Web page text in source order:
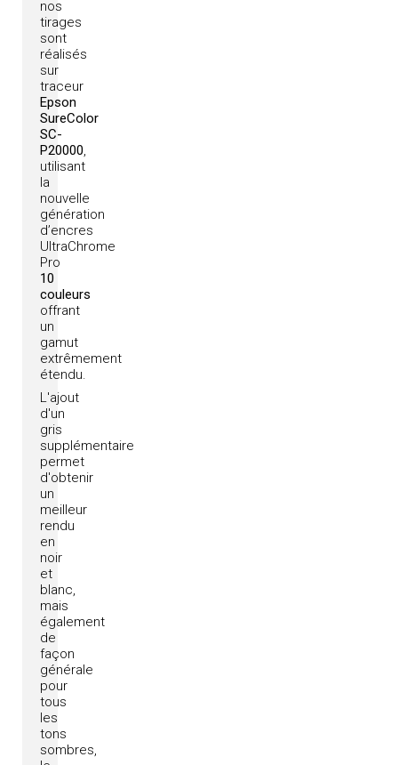
nos
tirages
sont
réalisés
sur
traceur
Epson
SureColor
SC-
P20000,
utilisant
la
nouvelle
génération
d’encres
UltraChrome
Pro
10
couleurs
offrant
un
gamut
extrêmement
étendu.
L'ajout
d'un
gris
supplémentaire
permet
d'obtenir
un
meilleur
rendu
en
noir
et
blanc,
mais
également
de
façon
générale
pour
tous
les
tons
sombres,